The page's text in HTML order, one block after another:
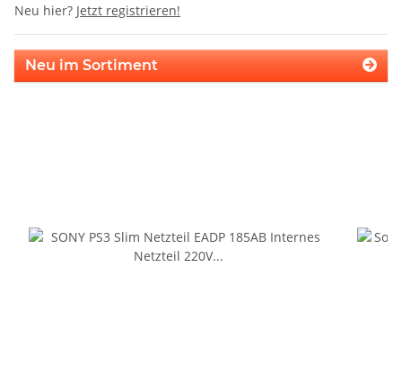
Neu hier? Jetzt registrieren!
Neu im Sortiment